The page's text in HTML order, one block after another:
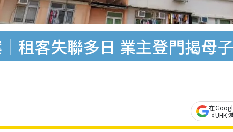
租客失聯多日 業主登門揭母
在
《UHK